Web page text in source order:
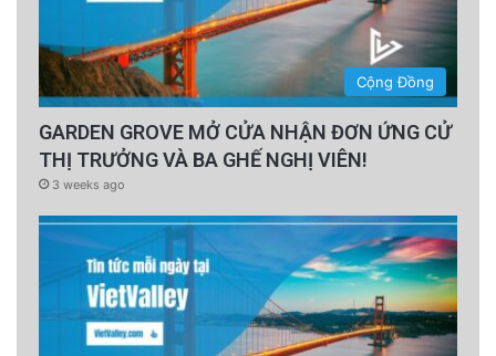
Cộng Đồng
GARDEN GROVE MỞ CỬA NHẬN ĐƠN ỨNG CỬ
THỊ TRƯỞNG VÀ BA GHẾ NGHỊ VIÊN!
3 weeks ago